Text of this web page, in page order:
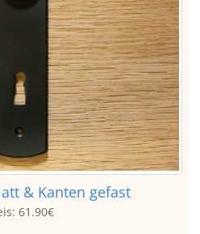
& Kanten gefast
61.90€